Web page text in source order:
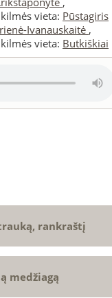
vieta: Pūstagiris
Ivanauskaitė ,
vieta: Butkiškiai
rankraštį
medžiagą